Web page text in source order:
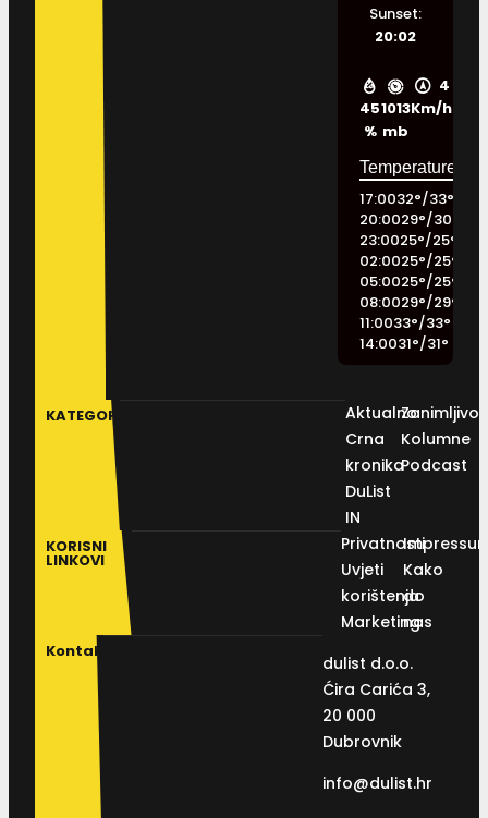
45
%
1013
mb
4
Km/h
Sunset:
20:02
17:0032°/33°
20:0029°/30
23:0025°/25°
02:0025°/25°
05:0025°/25°
08:0029°/29°
11:0033°/33°
14:0031°/31°
KATEGORIJE
Aktualno
Crna
kronika
DuList
IN
Kolumne
Podcast
KORISNI
LINKOVI
Privatnosti
Uvjeti
korištenja
Marketing
Kako
do
nas
Kontakt
dulist d.o.o.
Ćira Carića 3,
20 000
Dubrovnik
info@dulist.hr